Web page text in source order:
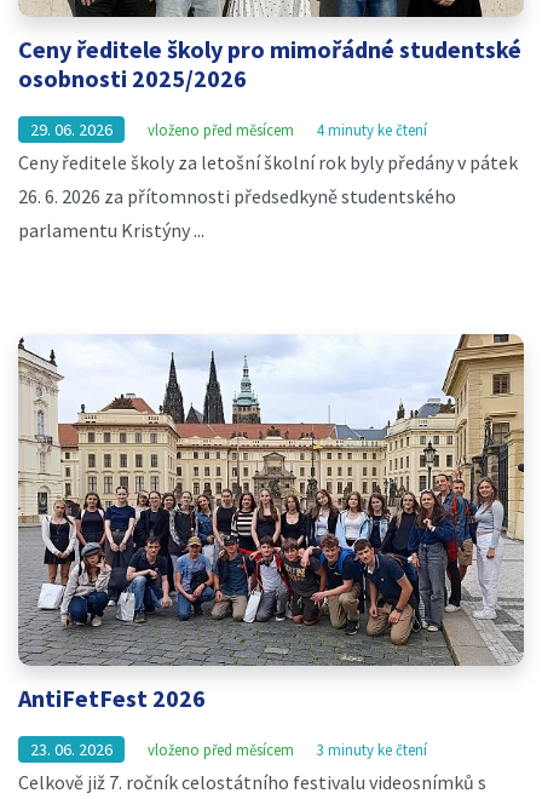
Ceny ředitele školy pro mimořádné studentské
osobnosti 2025/2026
29. 06. 2026 vloženo před měsícem 4 minuty ke čtení
Ceny ředitele školy za letošní školní rok byly předány v pátek
26. 6. 2026 za přítomnosti předsedkyně studentského
parlamentu Kristýny ...
AntiFetFest 2026
23. 06. 2026 vloženo před měsícem 3 minuty ke čtení
Celkově již 7. ročník celostátního festivalu videosnímků s